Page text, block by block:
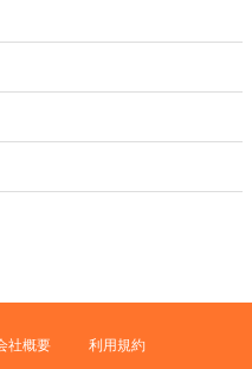
社概要 利用規約